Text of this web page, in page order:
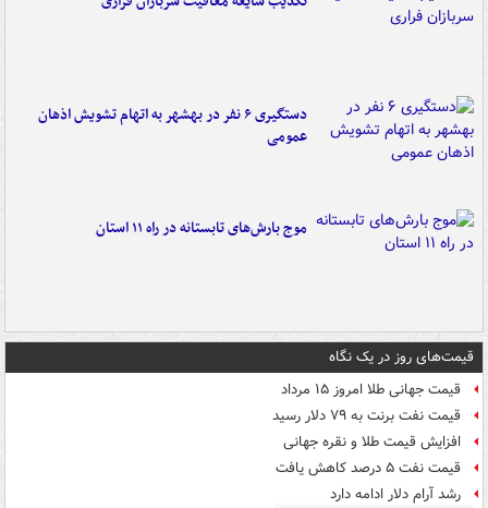
دستگیری ۶ نفر در بهشهر به اتهام تشویش اذهان
عمومی
موج بارش‌های تابستانه در راه ۱۱ استان
قیمت‌های روز در یک نگاه
قیمت جهانی طلا امروز ۱۵ مرداد
قیمت نفت برنت به ۷۹ دلار رسید
افزایش قیمت طلا و نقره جهانی
قیمت نفت ۵ درصد کاهش یافت
رشد آرام دلار ادامه دارد